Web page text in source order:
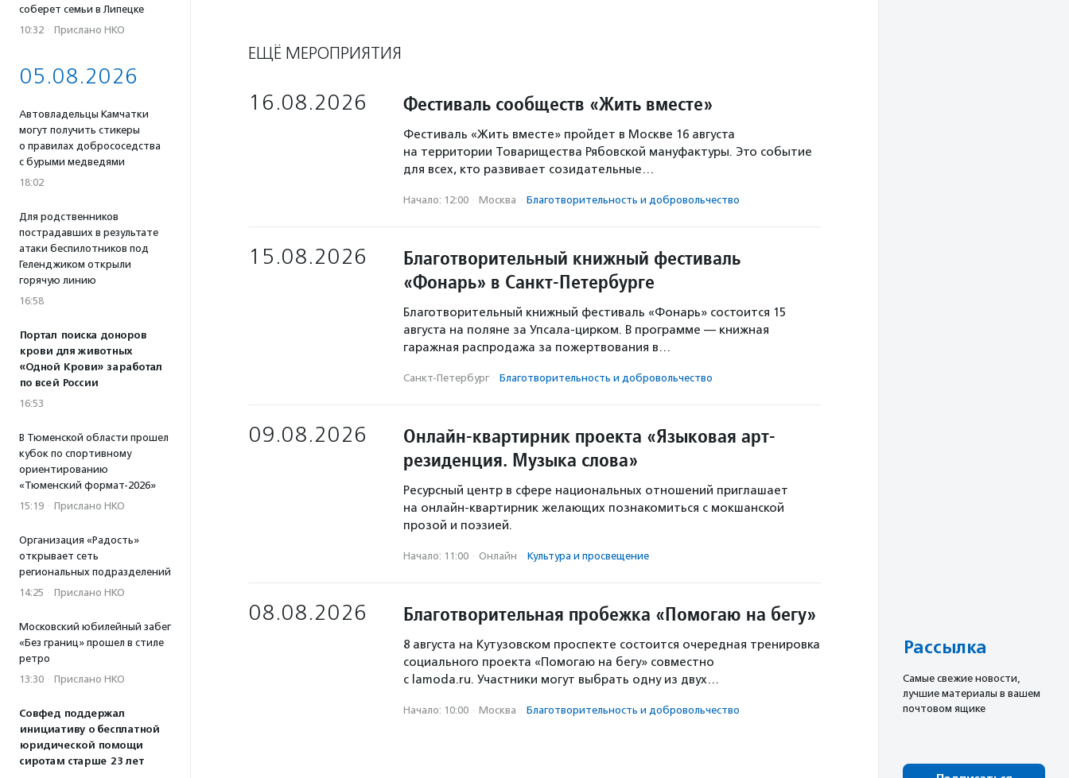
соберет семьи в Липецке
10:32 · Прислано НКО
05.08.2026
Автовладельцы Камчатки
могут получить стикеры
о правилах добрососедства
с бурыми медведями
18:02
Для родственников
пострадавших в результате
атаки беспилотников под
Геленджиком открыли
горячую линию
16:58
Портал поиска доноров
крови для животных
«Одной Крови» заработал
по всей России
16:53
В Тюменской области прошел
кубок по спортивному
ориентированию
«Тюменский формат-2026»
15:19 · Прислано НКО
Организация «Радость»
открывает сеть
региональных подразделений
14:25 · Прислано НКО
Московский юбилейный забег
«Без границ» прошел в стиле
ретро
13:30 · Прислано НКО
Совфед поддержал
инициативу о бесплатной
юридической помощи
сиротам старше 23 лет
ЕЩЁ МЕРОПРИЯТИЯ
16.08.2026 Фестиваль сообществ «Жить вместе»
Фестиваль «Жить вместе» пройдет в Москве 16 августа
на территории Товарищества Рябовской мануфактуры. Это событие
для всех, кто развивает созидательные…
Начало: 12:00 · Москва · Благотвори­тель­ность и доброволь­чест­во
15.08.2026
Благотворительный книжный фестиваль
«Фонарь» в Санкт-Петербурге
Благотворительный книжный фестиваль «Фонарь» состоится 15
августа на поляне за Упсала-цирком. В программе — книжная
гаражная распродажа за пожертвования в…
Санкт-Петербург · Благотвори­тель­ность и доброволь­чест­во
09.08.2026
Онлайн-квартирник проекта «Языковая арт-
резиденция. Музыка слова»
Ресурсный центр в сфере национальных отношений приглашает
на онлайн-квартирник желающих познакомиться с мокшанской
прозой и поэзией.
Начало: 11:00 · Онлайн · Культура и просвещение
08.08.2026 Благотворительная пробежка «Помогаю на бегу»
8 августа на Кутузовском проспекте состоится очередная тренировка
социального проекта «Помогаю на бегу» совместно
с lamoda.ru. Участники могут выбрать одну из двух…
Начало: 10:00 · Москва · Благотвори­тель­ность и доброволь­чест­во
Рассылка
Cамые свежие новости,
лучшие материалы в вашем
почтовом ящике